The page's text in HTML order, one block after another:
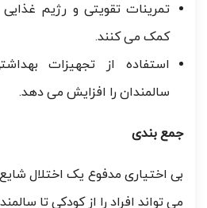
تمرینات تقویتی و رژیم
کمک می کنند.
استفاده از تجهیزات
سالمندان را افزایش می دهد.
جمع بندی
بی اختیاری مدفوع یک اختلال
می تواند افراد را از کودکی تا